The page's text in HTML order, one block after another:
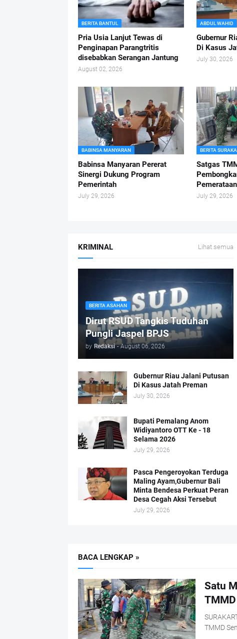
BERITA BANTUL
Pria Usia Lanjut Tewas di
Penginapan Parangtritis
disebabkan Serangan Jantung
August 02, 2026
ABDUL WAHID
Gubernur
Di Kasus
July 30, 2026
BABINSA MANYARAN
Babinsa Manyaran Pererat
Sinergi Dukung Program
Pemerintah
July 29, 2026
BERITA
Satgas
July 29, 2026
KRIMINAL Lihat semua
BERITA ASAHAN
Dirut RSUD Tangkis Tuduhan
Pungli Jaspel BPJS
by Redaksi - August 06, 2026
Gubernur Riau Jalani Putusan
Di Kasus Jatah Preman
July 30, 2026
Bupati Pemalang Anom
Widiyantoro OTT Ke - 18
Selama 2026
July 29, 2026
Pasca Pengeroyokan Terduga
Maling Ayam,Gubernur Bali
Minta Bendesa Perkuat Peran
Desa Cegah Aksi Tersebut
July 29, 2026
BACA LENGKAP »
Satu
TMMD